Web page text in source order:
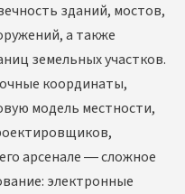
зданий, мостов,
а также
земельных участков.
координаты,
модель местности,
арсенале — сложное
электронные